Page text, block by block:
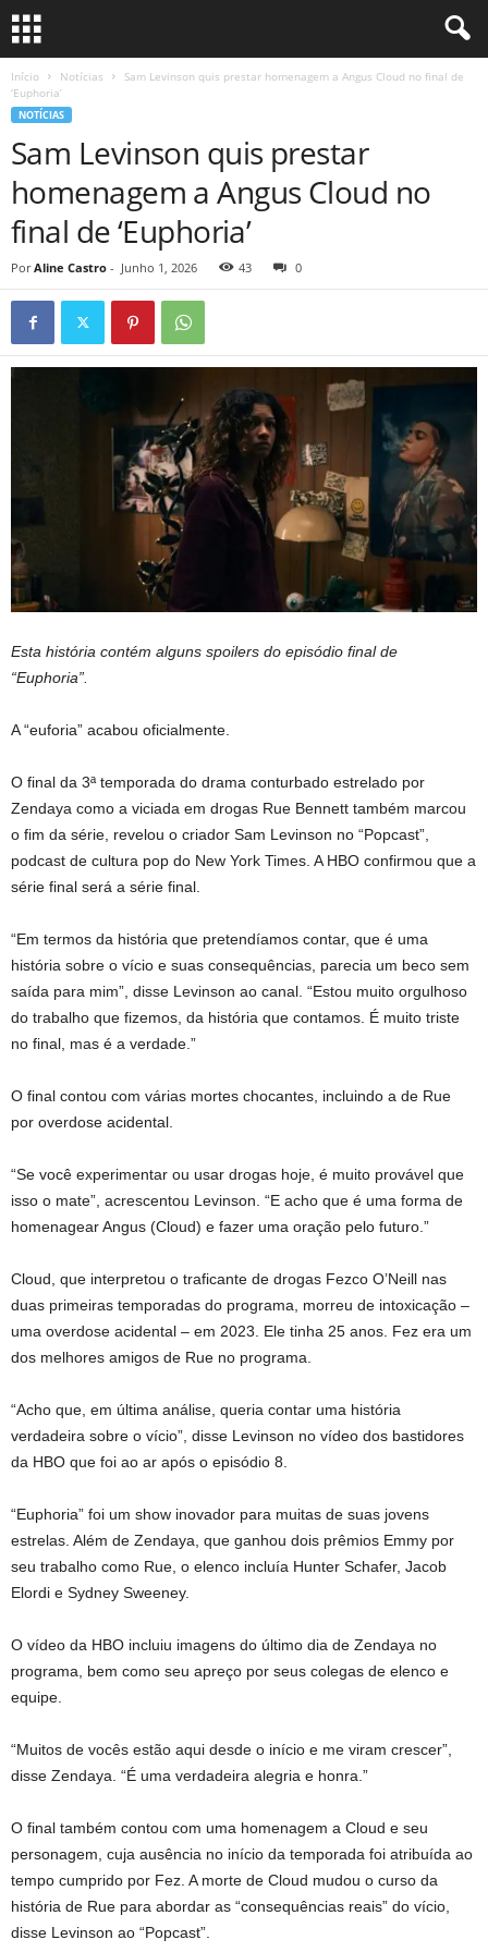
Início Notícias
Sam Levinson quis prestar homenagem a Angus Cloud no final de
‘Euphoria’
NOTÍCIAS
Sam Levinson quis prestar
homenagem a Angus Cloud no
final de ‘Euphoria’
Por Aline Castro - Junho 1, 2026 43 0
Esta história contém alguns spoilers do episódio final de
“Euphoria”.
A “euforia” acabou oficialmente.
O final da 3ª temporada do drama conturbado estrelado por
Zendaya como a viciada em drogas Rue Bennett também marcou
o fim da série, revelou o criador Sam Levinson no “Popcast”,
podcast de cultura pop do New York Times. A HBO confirmou que a
série final será a série final.
“Em termos da história que pretendíamos contar, que é uma
história sobre o vício e suas consequências, parecia um beco sem
saída para mim”, disse Levinson ao canal. “Estou muito orgulhoso
do trabalho que fizemos, da história que contamos. É muito triste
no final, mas é a verdade.”
O final contou com várias mortes chocantes, incluindo a de Rue
por overdose acidental.
“Se você experimentar ou usar drogas hoje, é muito provável que
isso o mate”, acrescentou Levinson. “E acho que é uma forma de
homenagear Angus (Cloud) e fazer uma oração pelo futuro.”
Cloud, que interpretou o traficante de drogas Fezco O’Neill nas
duas primeiras temporadas do programa, morreu de intoxicação –
uma overdose acidental – em 2023. Ele tinha 25 anos. Fez era um
dos melhores amigos de Rue no programa.
“Acho que, em última análise, queria contar uma história
verdadeira sobre o vício”, disse Levinson no vídeo dos bastidores
da HBO que foi ao ar após o episódio 8.
“Euphoria” foi um show inovador para muitas de suas jovens
estrelas. Além de Zendaya, que ganhou dois prêmios Emmy por
seu trabalho como Rue, o elenco incluía Hunter Schafer, Jacob
Elordi e Sydney Sweeney.
O vídeo da HBO incluiu imagens do último dia de Zendaya no
programa, bem como seu apreço por seus colegas de elenco e
equipe.
“Muitos de vocês estão aqui desde o início e me viram crescer”,
disse Zendaya. “É uma verdadeira alegria e honra.”
O final também contou com uma homenagem a Cloud e seu
personagem, cuja ausência no início da temporada foi atribuída ao
tempo cumprido por Fez. A morte de Cloud mudou o curso da
história de Rue para abordar as “consequências reais” do vício,
disse Levinson ao “Popcast”.